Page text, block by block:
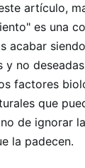
artículo,
es una
acabar
y no
factores
que
de ignorar
la padecen.